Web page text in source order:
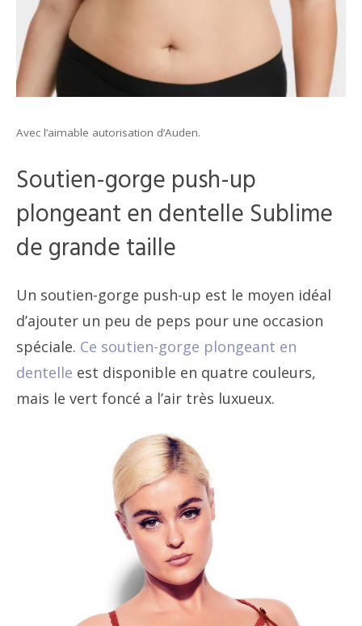
Avec l’aimable autorisation d’Auden.
Soutien-gorge push-up
plongeant en dentelle Sublime
de grande taille
Un soutien-gorge push-up est le moyen idéal
d’ajouter un peu de peps pour une occasion
spéciale. Ce soutien-gorge plongeant en
dentelle est disponible en quatre couleurs,
mais le vert foncé a l’air très luxueux.